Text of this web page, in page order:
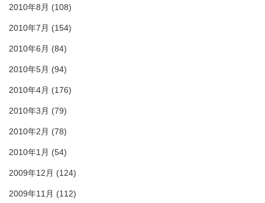
2010年8月 (108)
2010年7月 (154)
2010年6月 (84)
2010年5月 (94)
2010年4月 (176)
2010年3月 (79)
2010年2月 (78)
2010年1月 (54)
2009年12月 (124)
2009年11月 (112)